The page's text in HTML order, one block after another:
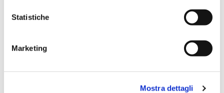
Statistiche
Marketing
Mostra dettagli